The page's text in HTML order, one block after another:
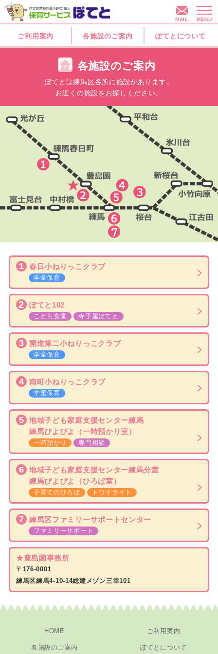
MAIL MENU
ご利用案内 各施設のご案内 ぽてとについて
各施設のご案内
ぽてとは練馬区各所に施設があります。
お近くの施設をお探しください。
1 春日小ねりっこクラブ
学童保育
2 ぽてと102
こども食堂 寺子屋ぽてと
3 開進第二小ねりっこクラブ
学童保育
4 南町小ねりっこクラブ
学童保育
5
地域子ども家庭支援センター練馬
練馬ぴよぴよ
（一時預かり室）
一時預かり 専門相談
6 地域子ども家庭支援センター練馬分室
練馬ぴよぴよ
（ひろば室）
子育てのひろば トワイライト
7 練馬区ファミリーサポートセンター
ファミリーサポート
★豊島園事務所
〒176-0001
練馬区練馬4-10-14総建メゾン三幸101
HOME ご利用案内
各施設のご案内 ぽてとについて